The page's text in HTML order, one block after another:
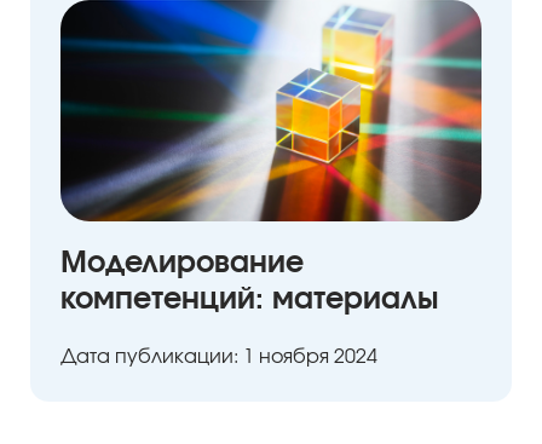
Моделирование
компетенций: материалы
Дата публикации: 1 ноября 2024